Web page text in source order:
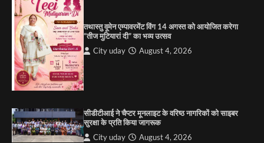
2
3
सरकारी आदर्श उच्च विद्यालय, सैक्टर 34-सी, चण्डीगढ़ में
कार्यक्रम आयोजित
राहुल गाँधी ने खाई है वैश्विक मंच पर भारत को कमजोर करने
की कसम: देवशाली
तथास्तु वूमेन एम्पावरमेंट विंग 14 अगस्त को आयोजित करेगा
“तीज मुटियारां दी” का भव्य उत्सव
City uday August 4, 2026
सीडीटीआई ने चैप्टर मूनलाइट के वरिष्ठ नागरिकों को साइबर
सुरक्षा के प्रति किया जागरूक
City uday August 4, 2026